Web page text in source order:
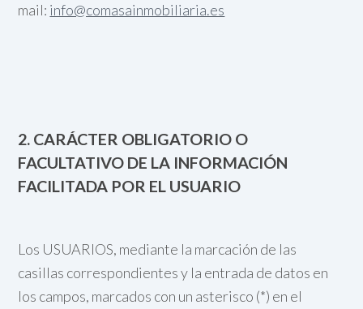
mail: info@comasainmobiliaria.es
2. CARÁCTER OBLIGATORIO O
FACULTATIVO DE LA INFORMACIÓN
FACILITADA POR EL USUARIO
Los USUARIOS, mediante la marcación de las
casillas correspondientes y la entrada de datos en
los campos, marcados con un asterisco (*) en el